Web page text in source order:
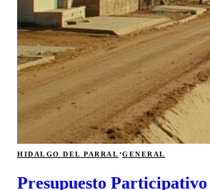
HIDALGO DEL PARRAL·GENERAL
Presupuesto